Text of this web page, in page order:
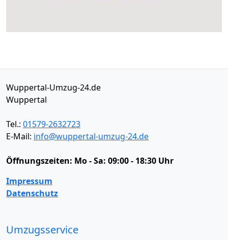
Wuppertal-Umzug-24.de
Wuppertal
Tel.: 01579-2632723
E-Mail: info@wuppertal-umzug-24.de
Öffnungszeiten: Mo - Sa: 09:00 - 18:30 Uhr
Impressum
Datenschutz
Umzugsservice